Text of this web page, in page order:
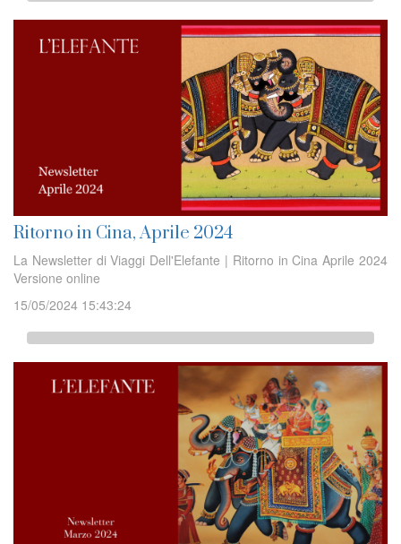
Ritorno in Cina, Aprile 2024
La Newsletter di Viaggi Dell'Elefante | Ritorno in Cina Aprile 2024
Versione online
15/05/2024 15:43:24